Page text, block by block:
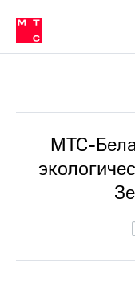
Медиа-центр
и акционерам
Устойчивое развитие
Комплаенс и деловая
компании
Карьера
История
компании
в МТС
Пресс-
релизы
о
МТС-